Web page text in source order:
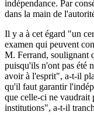
indépendance. Par
dans la main de
Il y a à cet égard "un
examen qui peuvent
M. Ferrand, soulignant
puisqu'ils n'ont pas été
avoir à l'esprit", a-t-il
qu'il faut garantir
que celle-ci ne vaudrait
institutions", a-t-il